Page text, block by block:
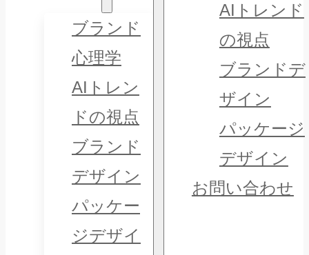
ブランド
心理学
AIトレン
ドの視点
ブランド
デザイン
パッケー
ジデザイ
AIトレンド
の視点
ブランドデ
ザイン
パッケージ
デザイン
お問い合わせ